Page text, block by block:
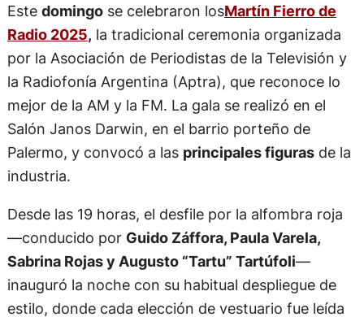
Este domingose celebraron losMartín Fierro de
Radio 2025, la tradicional ceremonia organizada
por la Asociación de Periodistas de la Televisión y
la Radiofonía Argentina (Aptra), que reconoce lo
mejor de la AM y la FM. La gala se realizó en el
Salón Janos Darwin, en el barrio porteño de
Palermo, y convocó a las principales figurasde la
industria.
Desde las 19 horas, el desfile por la alfombra roja
—conducido por Guido Záffora, Paula Varela,
Sabrina Rojas y Augusto “Tartu” Tartúfoli—
inauguró la noche con su habitual despliegue de
estilo, donde cada elección de vestuario fue leída